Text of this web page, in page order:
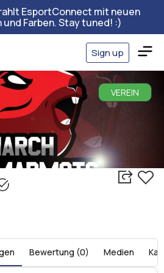
EsportConnect mit neuen
und Farben. Stay tuned! :)
Sign up
VEREIN
Bewertung (0) Medien